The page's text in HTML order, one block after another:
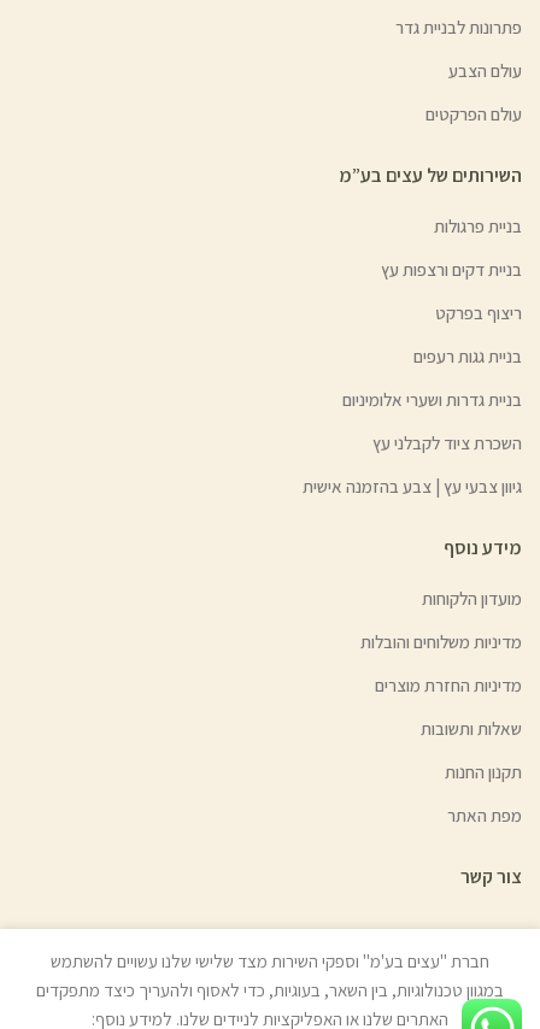
פתרונות לבניית גדר
עולם הצבע
עולם הפרקטים
השירותים של עצים בע”מ
בניית פרגולות
בניית דקים ורצפות עץ
ריצוף בפרקט
בניית גגות רעפים
בניית גדרות ושערי אלומיניום
השכרת ציוד לקבלני עץ
גיוון צבעי עץ | צבע בהזמנה אישית
מידע נוסף
מועדון הלקוחות
מדיניות משלוחים והובלות
מדיניות החזרת מוצרים
שאלות ותשובות
תקנון החנות
מפת האתר
צור קשר
© כל הזכויות שמורות לעצים בע"מ (איתן טל) 2022 | האתר נבנה ע״י
חברת "עצים בע'מ" וספקי השירות מצד שלישי שלנו עשויים להשתמש
במגוון טכנולוגיות, בין השאר, בעוגיות, כדי לאסוף ולהעריך כיצד מתפקדים
האתרים שלנו או האפליקציות לניידים שלנו. למידע נוסף: